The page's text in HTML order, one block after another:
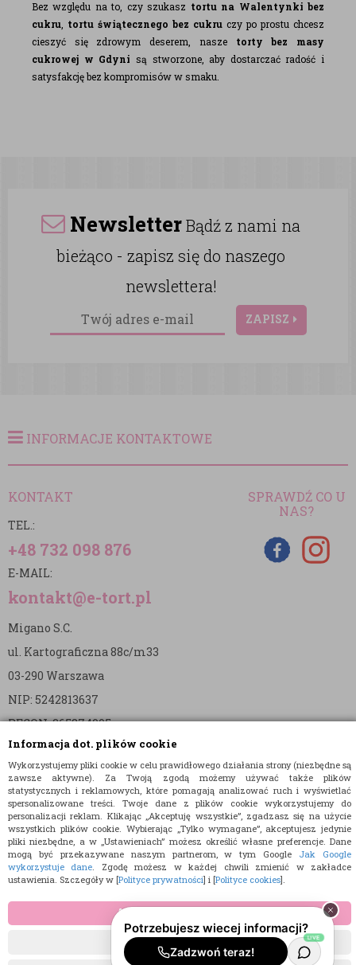
Informacja dot. plików cookie
Wykorzystujemy pliki cookie w celu prawidłowego działania strony (niezbędne są
zawsze aktywne). Za Twoją zgodą możemy używać także plików
statystycznych i reklamowych, które pomagają analizować ruch i wyświetlać
spersonalizowane treści. Twoje dane z plików cookie wykorzystujemy do
personalizacji reklam. Klikając „Akceptuję wszystkie”, zgadzasz się na użycie
wszystkich plików cookie. Wybierając „Tylko wymagane”, akceptujesz jedynie
pliki niezbędne, a w „Ustawieniach” możesz określić własne preferencje. Dane
mogą być przekazywane naszym partnerom, w tym Google Jak Google
wykorzystuje dane. Zgodę możesz w każdej chwili zmienić w zakładce
ustawienia. Szczegóły w [Polityce prywatności] i [Polityce cookies].
AKCEPTUJĘ WSZYSTKIE
TYLKO WYMAGANE
Bez względu na to, czy szukasz tortu na Walentynki bez
cukru tortu świątecznego bez cukru czy po prostu chcesz
cieszyć się zdrowym deserem, nasze torty bez masy
cukrowej w Gdyni są stworzone, aby dostarczać radość i
satysfakcję bez kompromisów w smaku.
NewsletterBądź z nami na
bieżąco - zapisz się do naszego
newslettera!
ZAPISZ
INFORMACJE KONTAKTOWE
KONTAKT
TEL.:
+48 732 098 876
E-MAIL:
kontakt@e-tort.pl
Migano S.C.
ul. Kartograficzna 88c/m33
03-290 Warszawa
NIP: 5242813637
REGON: 365874905
Nr konta (mBank):
36 1140 2004 0000 3902 8144 2737
SPRAWDŹ CO U
NAS?
© 2015 E-TORT.PL - WSZELKIE PRAWA ZASTRZEŻONE